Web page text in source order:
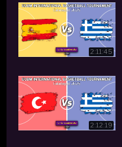
2:11:45
2:12:19